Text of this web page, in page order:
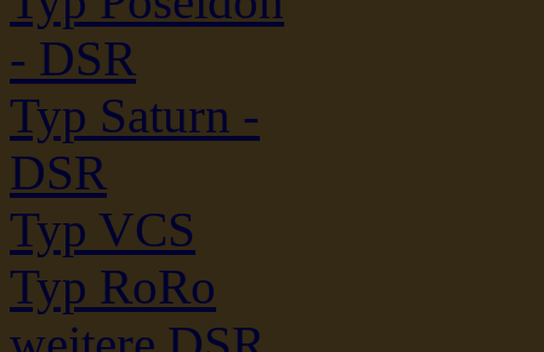
- DSR
Typ Saturn -
DSR
Typ VCS
Typ RoRo